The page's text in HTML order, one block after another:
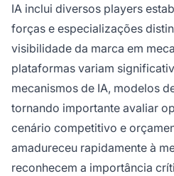
IA inclui diversos players
forças e especializações
visibilidade da marca em
plataformas variam
mecanismos de IA, modelos
tornando importante avaliar
cenário competitivo e
amadureceu rapidamente à
reconhecem a importância